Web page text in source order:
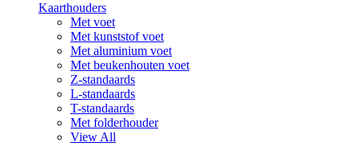
Kaarthouders
Met voet
Met kunststof voet
Met aluminium voet
Met beukenhouten voet
Z-standaards
L-standaards
T-standaards
Met folderhouder
View All